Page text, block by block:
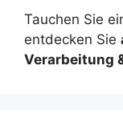
Tauchen Sie
entdecken Sie
Verarbeitung